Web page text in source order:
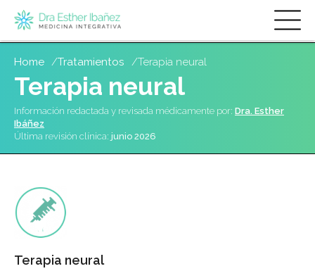
main
content
Home Tratamientos Terapia neural
Terapia neural
Información redactada y revisada médicamente por: Dra. Esther
Ibáñez
Última revisión clínica: junio 2026
Terapia neural